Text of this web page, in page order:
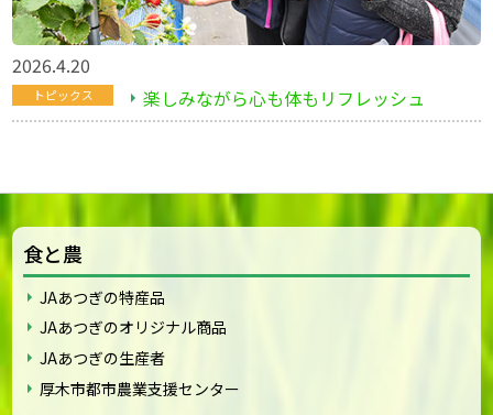
2026.4.20
トピックス 楽しみながら心も体もリフレッシュ
食と農
JAあつぎの特産品
JAあつぎのオリジナル商品
JAあつぎの生産者
厚木市都市農業支援センター